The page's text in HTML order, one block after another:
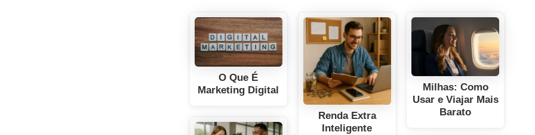
O Que É
Marketing Digital
Renda Extra
Inteligente
Milhas: Como
Usar e Viajar Mais
Barato